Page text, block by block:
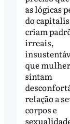
as lógicas
do
criam
irreais,
que
sintam
relação a
corpos e